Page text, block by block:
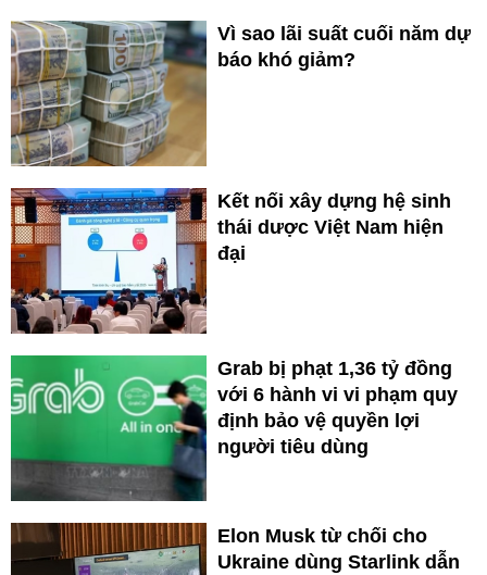
Vì sao lãi suất cuối năm dự
báo khó giảm?
Kết nối xây dựng hệ sinh
thái dược Việt Nam hiện
đại
Grab bị phạt 1,36 tỷ đồng
với 6 hành vi vi phạm quy
định bảo vệ quyền lợi
người tiêu dùng
Elon Musk từ chối cho
Ukraine dùng Starlink dẫn